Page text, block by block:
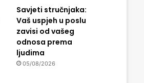
Savjeti stručnjaka:
Vaš uspjeh u poslu
zavisi od vašeg
odnosa prema
ljudima
05/08/2026